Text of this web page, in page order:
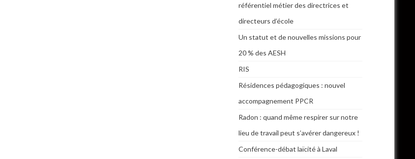
référentiel métier des directrices et
directeurs d’école
Un statut et de nouvelles missions pour
20 % des AESH
RIS
Résidences pédagogiques : nouvel
accompagnement PPCR
Radon : quand même respirer sur notre
lieu de travail peut s’avérer dangereux !
Conférence-débat laïcité à Laval